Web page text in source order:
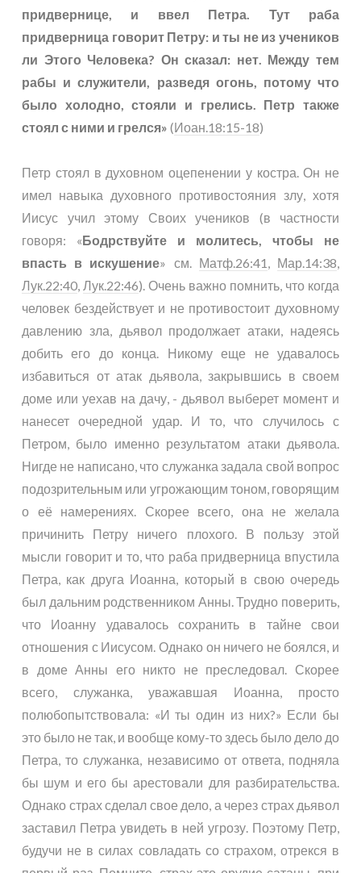
придвернице, и ввел Петра. Тут раба
придверница говорит Петру: и ты не из учеников
ли Этого Человека? Он сказал: нет. Между тем
рабы и служители, разведя огонь, потому что
было холодно, стояли и грелись. Петр также
стоял с ними и грелся» (Иоан.18:15-18)
Петр стоял в духовном оцепенении у костра. Он не
имел навыка духовного противостояния злу, хотя
Иисус учил этому Своих учеников (в частности
говоря: «Бодрствуйте и молитесь, чтобы не
впасть в искушение» см. Матф.26:41 , Мар.14:38,
Лук.22:40, Лук.22:46). Очень важно помнить, что когда
человек бездействует и не противостоит духовному
давлению зла, дьявол продолжает атаки, надеясь
добить его до конца. Никому еще не удавалось
избавиться от атак дьявола, закрывшись в своем
доме или уехав на дачу, - дьявол выберет момент и
нанесет очередной удар. И то, что случилось с
Петром, было именно результатом атаки дьявола.
Нигде не написано, что служанка задала свой вопрос
подозрительным или угрожающим тоном, говорящим
о её намерениях. Скорее всего, она не желала
причинить Петру ничего плохого. В пользу этой
мысли говорит и то, что раба придверница впустила
Петра, как друга Иоанна, который в свою очередь
был дальним родственником Анны. Трудно поверить,
что Иоанну удавалось сохранить в тайне свои
отношения с Иисусом. Однако он ничего не боялся, и
в доме Анны его никто не преследовал. Скорее
всего, служанка, уважавшая Иоанна, просто
полюбопытствовала: «И ты один из них?» Если бы
это было не так, и вообще кому-то здесь было дело до
Петра, то служанка, независимо от ответа, подняла
бы шум и его бы арестовали для разбирательства.
Однако страх сделал свое дело, а через страх дьявол
заставил Петра увидеть в ней угрозу. Поэтому Петр,
будучи не в силах совладать со страхом, отрекся в